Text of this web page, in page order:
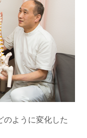
のように変化した